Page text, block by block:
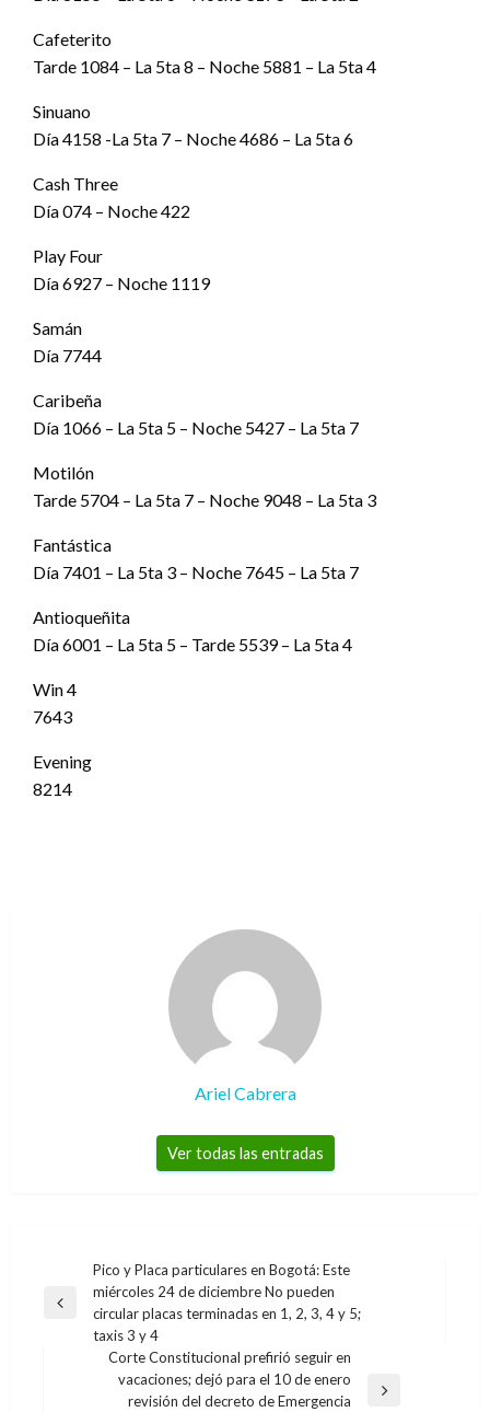
Cafeterito
Tarde 1084 – La 5ta 8 – Noche 5881 – La 5ta 4
Sinuano
Día 4158 -La 5ta 7 – Noche 4686 – La 5ta 6
Cash Three
Día 074 – Noche 422
Play Four
Día 6927 – Noche 1119
Samán
Día 7744
Caribeña
Día 1066 – La 5ta 5 – Noche 5427 – La 5ta 7
Motilón
Tarde 5704 – La 5ta 7 – Noche 9048 – La 5ta 3
Fantástica
Día 7401 – La 5ta 3 – Noche 7645 – La 5ta 7
Antioqueñita
Día 6001 – La 5ta 5 – Tarde 5539 – La 5ta 4
Win 4
7643
Evening
8214
Ariel Cabrera
Ver todas las entradas
Navegación
de
entradas
Entrada
anterior
Pico y Placa particulares en Bogotá: Este
miércoles 24 de diciembre No pueden
circular placas terminadas en 1, 2, 3, 4 y 5;
taxis 3 y 4
Corte Constitucional prefirió seguir en
vacaciones; dejó para el 10 de enero
revisión del decreto de Emergencia